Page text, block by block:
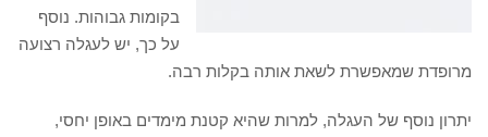
בקומות גבוהות. נוסף
על כך, יש לעגלה רצועה
מרופדת שמאפשרת לשאת אותה בקלות רבה.
יתרון נוסף של העגלה, למרות שהיא קטנת מימדים באופן יחסי,